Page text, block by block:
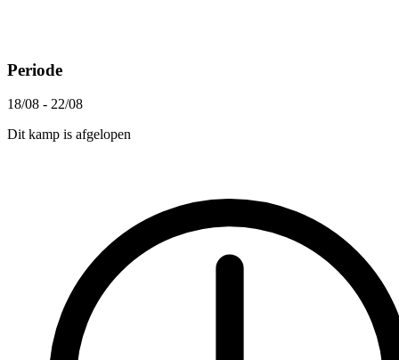
Periode
18/08 - 22/08
Dit kamp is afgelopen